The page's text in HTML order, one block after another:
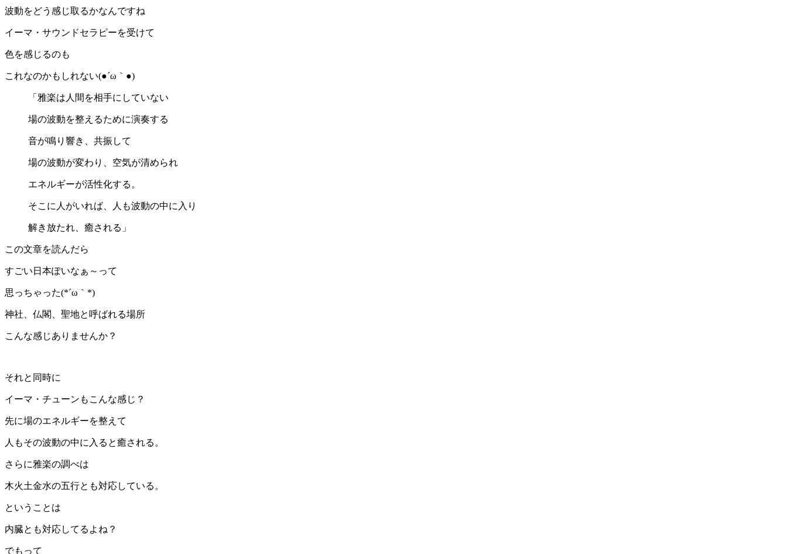
波動をどう感じ取るかなんですね
イーマ・サウンドセラピーを受けて
色を感じるのも
これなのかもしれない(●´ω｀●)
「雅楽は人間を相手にしていない
場の波動を整えるために演奏する
音が鳴り響き、共振して
場の波動が変わり、空気が清められ
エネルギーが活性化する。
そこに人がいれば、人も波動の中に入り
解き放たれ、癒される」
この文章を読んだら
すごい日本ぽいなぁ～って
思っちゃった(*´ω｀*)
神社、仏閣、聖地と呼ばれる場所
こんな感じありませんか？
それと同時に
イーマ・チューンもこんな感じ？
先に場のエネルギーを整えて
人もその波動の中に入ると癒される。
さらに雅楽の調べは
木火土金水の五行とも対応している。
ということは
内臓とも対応してるよね？
でもって